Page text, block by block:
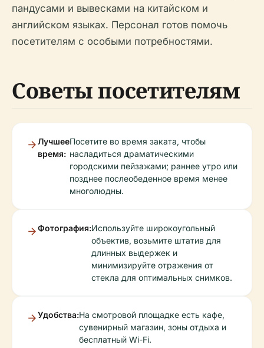
пандусами и вывесками на китайском и
английском языках. Персонал готов помочь
посетителям с особыми потребностями.
Советы посетителям
Лучшее
время:
Посетите во время заката, чтобы
насладиться драматическими
городскими пейзажами; раннее утро или
позднее послеобеденное время менее
многолюдны.
Фотография:Используйте широкоугольный
объектив, возьмите штатив для
длинных выдержек и
минимизируйте отражения от
стекла для оптимальных снимков.
Удобства:На смотровой площадке есть кафе,
сувенирный магазин, зоны отдыха и
бесплатный Wi-Fi.